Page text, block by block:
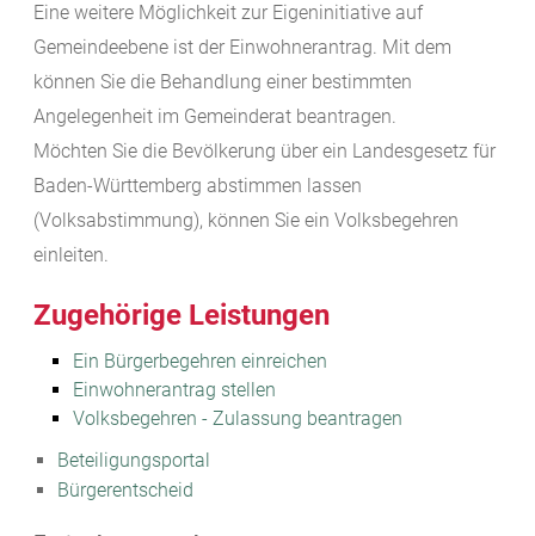
Beteiligungsportal
Bürgerentscheid
Eine weitere Möglichkeit zur Eigeninitiative auf
Gemeindeebene ist der Einwohnerantrag. Mit dem
können Sie die Behandlung einer bestimmten
Angelegenheit im Gemeinderat beantragen.
Möchten Sie die Bevölkerung über ein Landesgesetz für
Baden-Württemberg abstimmen lassen
(Volksabstimmung), können Sie ein Volksbegehren
einleiten.
Zugehörige Leistungen
Ein Bürgerbegehren einreichen
Einwohnerantrag stellen
Volksbegehren - Zulassung beantragen